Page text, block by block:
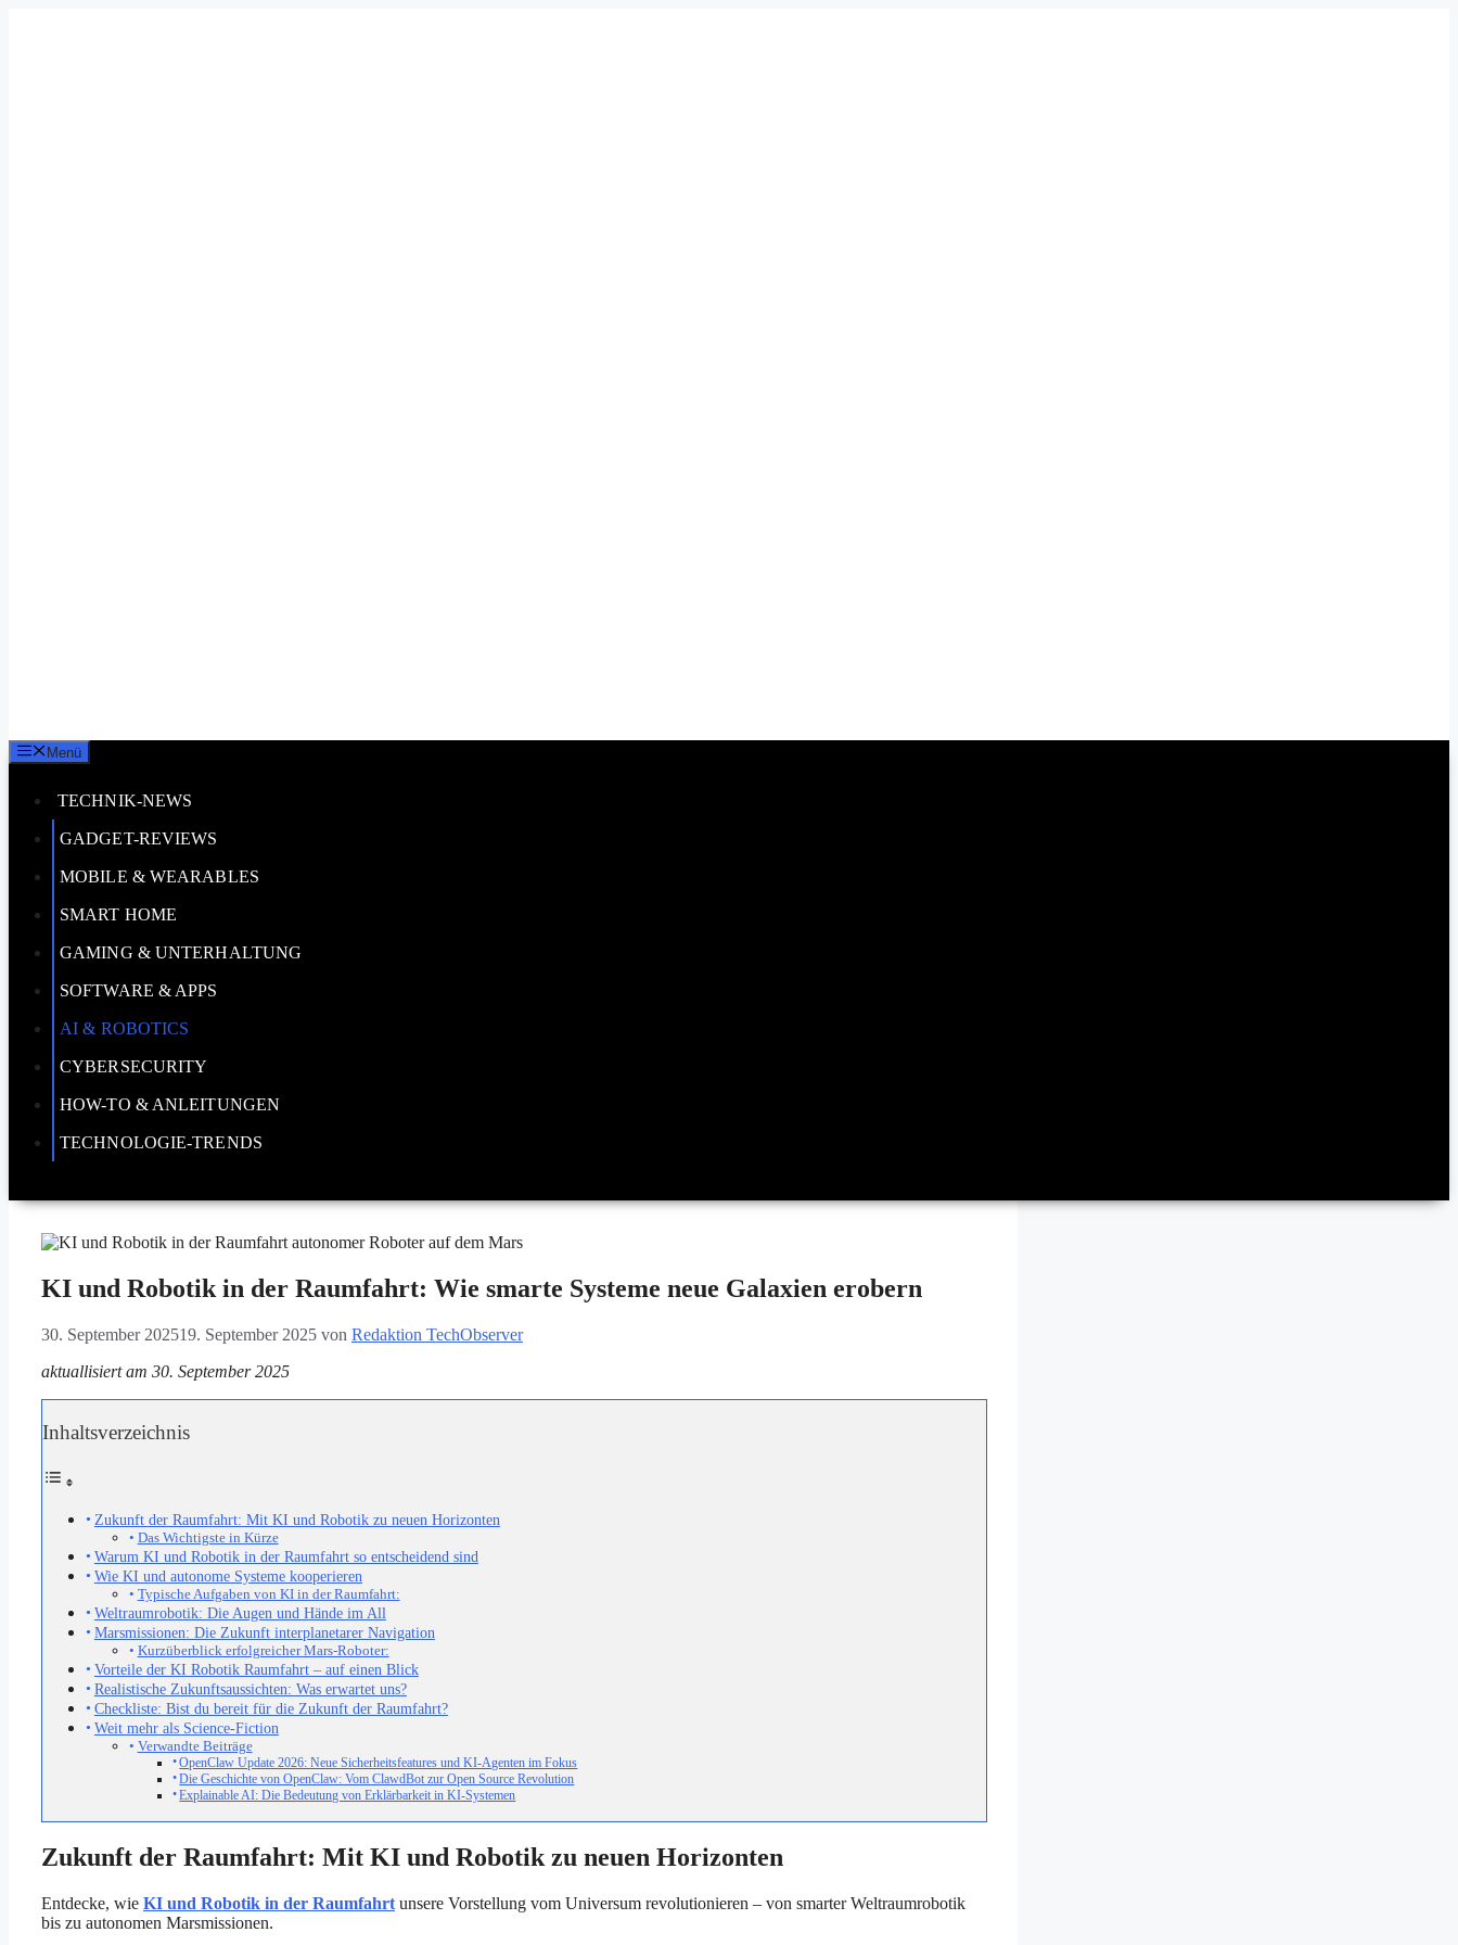
Menü
TECHNIK-NEWS
GADGET-REVIEWS
MOBILE & WEARABLES
SMART HOME
GAMING & UNTERHALTUNG
SOFTWARE & APPS
AI & ROBOTICS
CYBERSECURITY
HOW-TO & ANLEITUNGEN
TECHNOLOGIE-TRENDS
KI und Robotik in der Raumfahrt: Wie smarte Systeme neue Galaxien erobern
30. September 202519. September 2025 von Redaktion TechObserver
aktuallisiert am 30. September 2025
Inhaltsverzeichnis
Zukunft der Raumfahrt: Mit KI und Robotik zu neuen Horizonten
Das Wichtigste in Kürze
Warum KI und Robotik in der Raumfahrt so entscheidend sind
Wie KI und autonome Systeme kooperieren
Typische Aufgaben von KI in der Raumfahrt:
Weltraumrobotik: Die Augen und Hände im All
Marsmissionen: Die Zukunft interplanetarer Navigation
Kurzüberblick erfolgreicher Mars-Roboter:
Vorteile der KI Robotik Raumfahrt – auf einen Blick
Realistische Zukunftsaussichten: Was erwartet uns?
Checkliste: Bist du bereit für die Zukunft der Raumfahrt?
Weit mehr als Science-Fiction
Verwandte Beiträge
OpenClaw Update 2026: Neue Sicherheitsfeatures und KI-Agenten im Fokus
Die Geschichte von OpenClaw: Vom ClawdBot zur Open Source Revolution
Explainable AI: Die Bedeutung von Erklärbarkeit in KI-Systemen
Zukunft der Raumfahrt: Mit KI und Robotik zu neuen Horizonten
Entdecke, wie KI und Robotik in der Raumfahrt unsere Vorstellung vom Universum revolutionieren – von smarter Weltraumrobotik
bis zu autonomen Marsmissionen.